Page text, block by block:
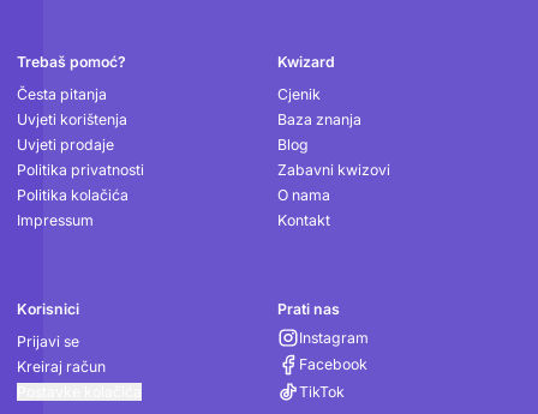
Podnožje
Trebaš pomoć?
Česta pitanja
Uvjeti korištenja
Uvjeti prodaje
Politika privatnosti
Politika kolačića
Impressum
Kwizard
Cjenik
Baza znanja
Blog
Zabavni kwizovi
O nama
Kontakt
Korisnici
Prijavi se
Kreiraj račun
Prati nas
Instagram
Facebook
TikTok